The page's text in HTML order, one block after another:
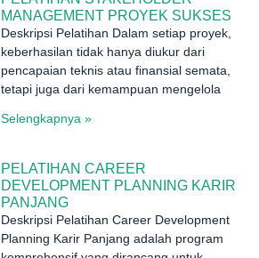
MANAGEMENT PROYEK SUKSES
Deskripsi Pelatihan Dalam setiap proyek,
keberhasilan tidak hanya diukur dari
pencapaian teknis atau finansial semata,
tetapi juga dari kemampuan mengelola
Selengkapnya »
PELATIHAN CAREER
DEVELOPMENT PLANNING KARIR
PANJANG
Deskripsi Pelatihan Career Development
Planning Karir Panjang adalah program